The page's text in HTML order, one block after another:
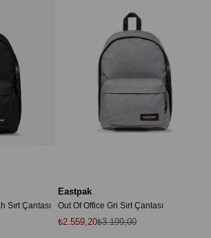
Sırt Çantası
Eastpak
Out Of Office Gri Sırt Çantası
₺2.559,20₺3.199,00